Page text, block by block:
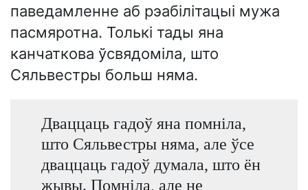
паведамленне аб рэабілітацыі мужа
пасмяротна. Толькі тады яна
канчаткова ўсвядоміла, што
Сяльвестры больш няма.
Дваццаць гадоў яна помніла,
што Сяльвестры няма, але ўсе
дваццаць гадоў думала, што ён
жывы. Помніла, але не